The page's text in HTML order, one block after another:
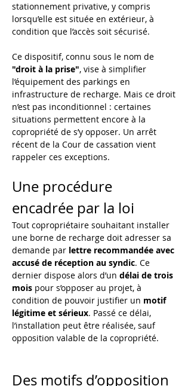
stationnement privative, y compris
lorsqu’elle est située en extérieur, à
condition que l’accès soit sécurisé.
Ce dispositif, connu sous le nom de
"droit à la prise", vise à simplifier
l’équipement des parkings en
infrastructure de recharge. Mais ce droit
n’est pas inconditionnel : certaines
situations permettent encore à la
copropriété de s’y opposer. Un arrêt
récent de la Cour de cassation vient
rappeler ces exceptions.
Une procédure
encadrée par la loi
Tout copropriétaire souhaitant installer
une borne de recharge doit adresser sa
demande par lettre recommandée avec
accusé de réception au syndic. Ce
dernier dispose alors d’un délai de trois
mois pour s’opposer au projet, à
condition de pouvoir justifier un motif
légitime et sérieux. Passé ce délai,
l’installation peut être réalisée, sauf
opposition valable de la copropriété.
Des motifs d’opposition